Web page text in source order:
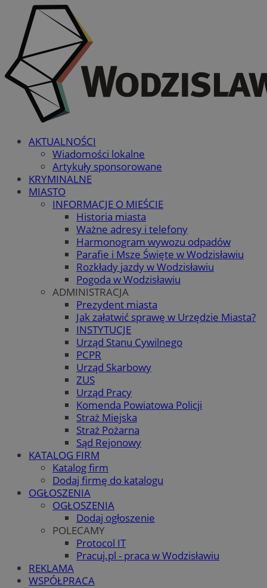
AKTUALNOŚCI
Wiadomości lokalne
Artykuły sponsorowane
KRYMINALNE
MIASTO
INFORMACJE O MIEŚCIE
Historia miasta
Ważne adresy i telefony
Harmonogram wywozu odpadów
Parafie i Msze Święte w Wodzisławiu
Rozkłady jazdy w Wodzisławiu
Pogoda w Wodzisławiu
ADMINISTRACJA
Prezydent miasta
Jak załatwić sprawę w Urzędzie Miasta?
INSTYTUCJE
Urząd Stanu Cywilnego
PCPR
Urząd Skarbowy
ZUS
Urząd Pracy
Komenda Powiatowa Policji
Straż Miejska
Straż Pożarna
Sąd Rejonowy
KATALOG FIRM
Katalog firm
Dodaj firmę do katalogu
OGŁOSZENIA
OGŁOSZENIA
Dodaj ogłoszenie
POLECAMY
Protocol IT
Pracuj.pl - praca w Wodzisławiu
REKLAMA
WSPÓŁPRACA